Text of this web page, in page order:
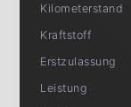
Kilometerstand
Kraftstoff
Erstzulassung
Leistung